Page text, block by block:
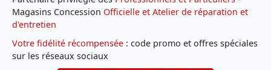
Magasins Concession Officielle et Atelier de réparation et
d'entretien
Votre fidélité récompensée : code promo et offres spéciales
sur les réseaux sociaux